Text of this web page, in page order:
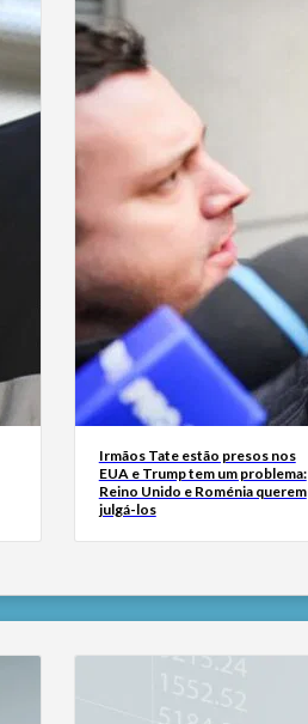
Irmãos Tate estão presos nos
EUA e Trump tem um problema:
Reino Unido e Roménia querem
julgá-los